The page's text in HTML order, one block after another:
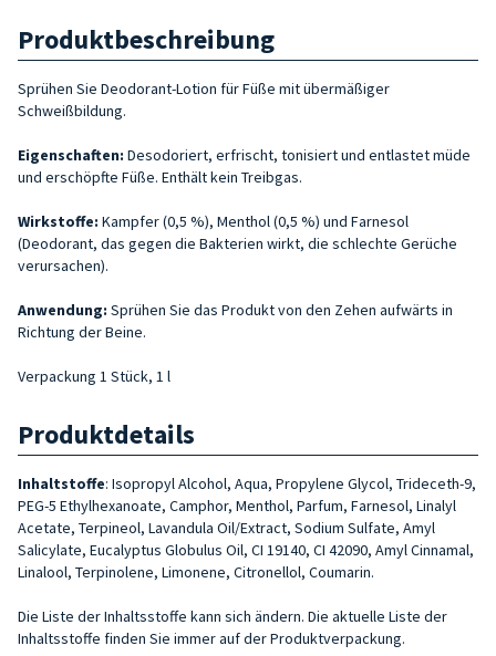
Produktbeschreibung
Sprühen Sie Deodorant-Lotion für Füße mit übermäßiger
Schweißbildung.
Eigenschaften: Desodoriert, erfrischt, tonisiert und entlastet müde
und erschöpfte Füße. Enthält kein Treibgas.
Wirkstoffe: Kampfer (0,5 %), Menthol (0,5 %) und Farnesol
(Deodorant, das gegen die Bakterien wirkt, die schlechte Gerüche
verursachen).
Anwendung: Sprühen Sie das Produkt von den Zehen aufwärts in
Richtung der Beine.
Verpackung 1 Stück, 1 l
Produktdetails
Inhaltstoffe: Isopropyl Alcohol, Aqua, Propylene Glycol, Trideceth-9,
PEG-5 Ethylhexanoate, Camphor, Menthol, Parfum, Farnesol, Linalyl
Acetate, Terpineol, Lavandula Oil/Extract, Sodium Sulfate, Amyl
Salicylate, Eucalyptus Globulus Oil, CI 19140, CI 42090, Amyl Cinnamal,
Linalool, Terpinolene, Limonene, Citronellol, Coumarin.
Die Liste der Inhaltsstoffe kann sich ändern. Die aktuelle Liste der
Inhaltsstoffe finden Sie immer auf der Produktverpackung.